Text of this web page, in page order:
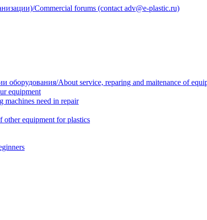
Commercial forums (contact adv@e-plastic.ru)
About service, reparing and maitenance of
equipment
need in repair
equipment for plastics